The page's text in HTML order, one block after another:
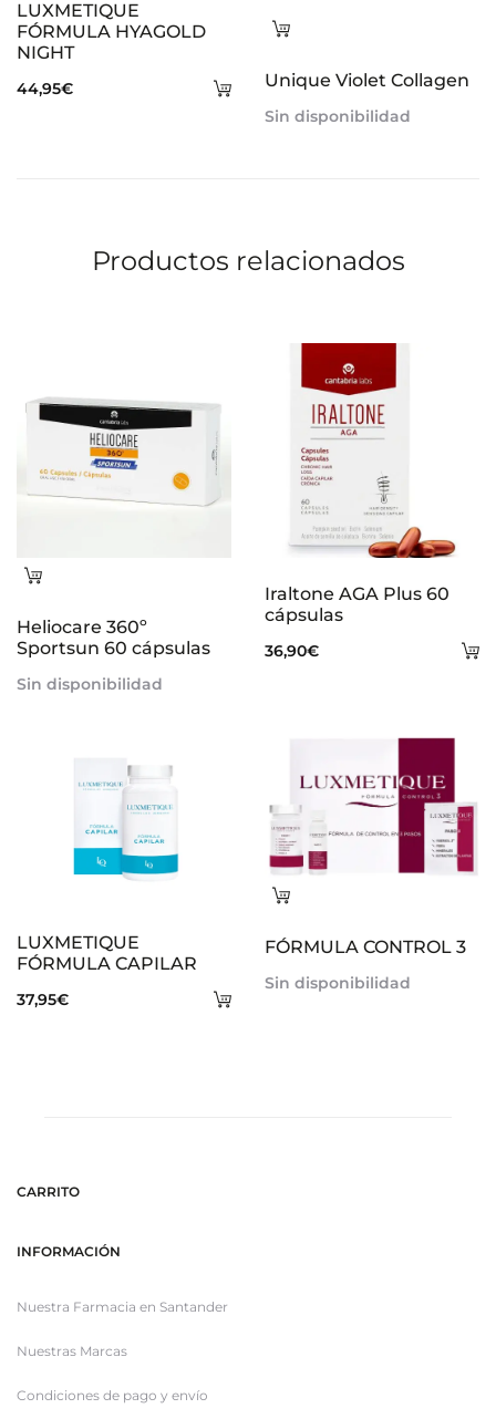
Añadir
LUXMETIQUE
FÓRMULA HYAGOLD
NIGHT
44,95€
Leer
Unique Violet Collagen
Sin disponibilidad
Productos relacionados
Leer
Heliocare 360º
Sportsun 60 cápsulas
Sin disponibilidad
Iraltone AGA Plus 60
cápsulas
36,90€
Añadir
LUXMETIQUE
FÓRMULA CAPILAR
37,95€
Leer
FÓRMULA CONTROL 3
Sin disponibilidad
CARRITO
INFORMACIÓN
Nuestra Farmacia en Santander
Nuestras Marcas
Condiciones de pago y envío